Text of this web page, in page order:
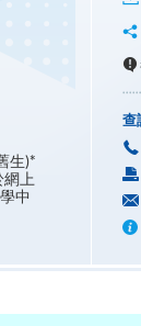
生)*
網上
中
查